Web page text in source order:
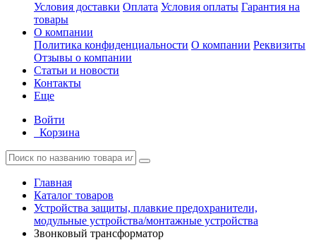
Условия доставки Оплата Условия оплаты Гарантия на
товары
О компании
Политика конфиденциальности О компании Реквизиты
Отзывы о компании
Статьи и новости
Контакты
Еще
Войти
Корзина
Главная
Каталог товаров
Устройства защиты, плавкие предохранители,
модульные устройства/монтажные устройства
Звонковый трансформатор